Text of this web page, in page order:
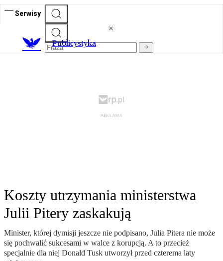
Serwisy
Publicystyka
Koszty utrzymania ministerstwa
Julii Pitery zaskakują
Minister, której dymisji jeszcze nie podpisano, Julia Pitera nie może
się pochwalić sukcesami w walce z korupcją. A to przecież
specjalnie dla niej Donald Tusk utworzył przed czterema laty